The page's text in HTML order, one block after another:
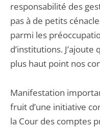
responsabilité des
pas à de petits
parmi les
d’institutions.
plus haut point nos
Manifestation
fruit d’une initiative
la Cour des comptes